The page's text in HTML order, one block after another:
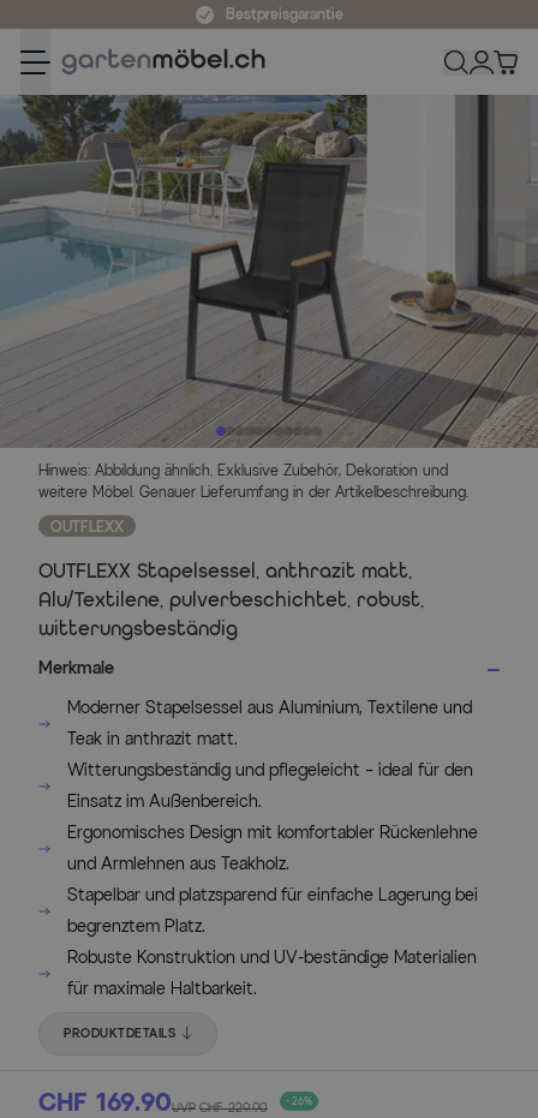
Bestpreisgarantie
Hinweis: Abbildung ähnlich. Exklusive Zubehör, Dekoration und
weitere Möbel. Genauer Lieferumfang in der Artikelbeschreibung.
OUTFLEXX
OUTFLEXX Stapelsessel, anthrazit matt,
Alu/Textilene, pulverbeschichtet, robust,
witterungsbeständig
Merkmale
Moderner Stapelsessel aus Aluminium, Textilene und
Teak in anthrazit matt.
Witterungsbeständig und pflegeleicht – ideal für den
Einsatz im Außenbereich.
Ergonomisches Design mit komfortabler Rückenlehne
und Armlehnen aus Teakholz.
Stapelbar und platzsparend für einfache Lagerung bei
begrenztem Platz.
Robuste Konstruktion und UV-beständige Materialien
für maximale Haltbarkeit.
PRODUKTDETAILS
CHF 169.90UVP CHF 229.90 - 26%